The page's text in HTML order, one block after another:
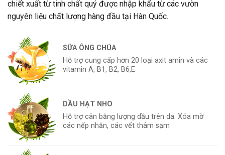
chiết xuất từ tinh chất quý được nhập khẩu từ các vườn
nguyên liệu chất lượng hàng đầu tại Hàn Quốc.
SỮA ÔNG CHÚA
Hỗ trợ cung cấp hơn 20 loại axit amin và các
vitamin A, B1, B2, B6,E
DẦU HẠT NHO
Hỗ trợ cân bằng lượng dầu trên da. Xóa mờ
các nếp nhăn, các vết thâm sạm